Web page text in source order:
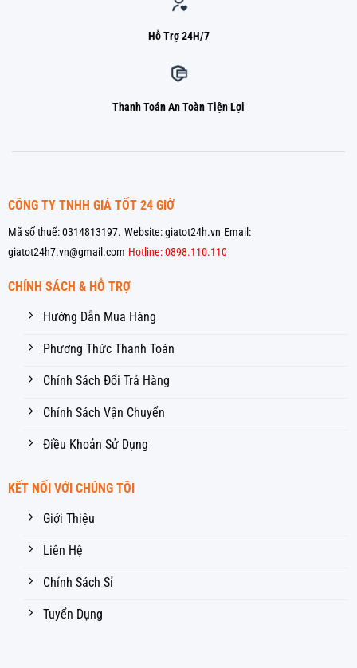
Hỗ Trợ 24H/7
Thanh Toán An Toàn Tiện Lợi
CÔNG TY TNHH GIÁ TỐT 24 GIỜ
Mã số thuế: 0314813197. Website: giatot24h.vn Email:
giatot24h7.vn@gmail.com Hotline: 0898.110.110
CHÍNH SÁCH & HỖ TRỢ
Hướng Dẫn Mua Hàng
Phương Thức Thanh Toán
Chính Sách Đổi Trả Hàng
Chính Sách Vận Chuyển
Điều Khoản Sử Dụng
KẾT NỐI VỚI CHÚNG TÔI
Giới Thiệu
Liên Hệ
Chính Sách Sỉ
Tuyển Dụng